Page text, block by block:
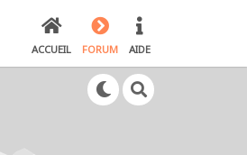
ACCUEIL FORUM AIDE